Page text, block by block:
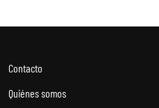
Contacto
Quiénes somos